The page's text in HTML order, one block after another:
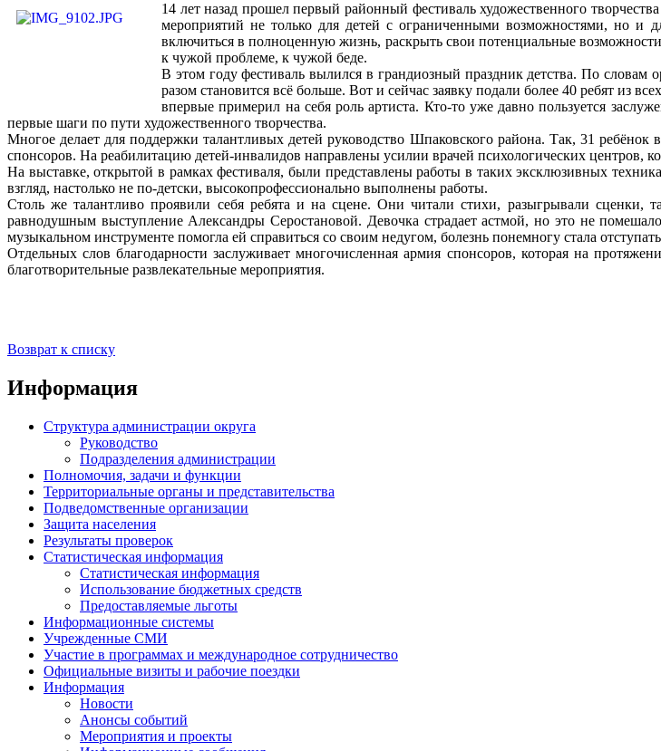
14 лет назад прошел первый районный фестиваль художественного
мероприятий не только для детей с ограниченными возможностями, но и
включиться в полноценную жизнь, раскрыть свои потенциальные
к чужой проблеме, к чужой беде.
В этом году фестиваль вылился в грандиозный праздник детства. По
разом становится всё больше. Вот и сейчас заявку подали более 40 ребят из
впервые примерил на себя роль артиста. Кто-то уже давно пользуется
первые шаги по пути художественного творчества.
Многое делает для поддержки талантливых детей руководство Шпаковского района. Так, 31
спонсоров. На реабилитацию детей-инвалидов направлены усилии врачей психологических
На выставке, открытой в рамках фестиваля, были представлены работы в таких эксклюзивных
взгляд, настолько не по-детски, высокопрофессионально выполнены работы.
Столь же талантливо проявили себя ребята и на сцене. Они читали стихи, разыгрывали сценки,
равнодушным выступление Александры Серостановой. Девочка страдает астмой, но это не
музыкальном инструменте помогла ей справиться со своим недугом, болезнь понемногу стала
Отдельных слов благодарности заслуживает многочисленная армия спонсоров, которая на
благотворительные развлекательные мероприятия.
Возврат к списку
Информация
Структура администрации округа
Руководство
Подразделения администрации
Полномочия, задачи и функции
Территориальные органы и представительства
Подведомственные организации
Защита населения
Результаты проверок
Статистическая информация
Статистическая информация
Использование бюджетных средств
Предоставляемые льготы
Информационные системы
Учрежденные СМИ
Участие в программах и международное сотрудничество
Официальные визиты и рабочие поездки
Информация
Новости
Анонсы событий
Мероприятия и проекты